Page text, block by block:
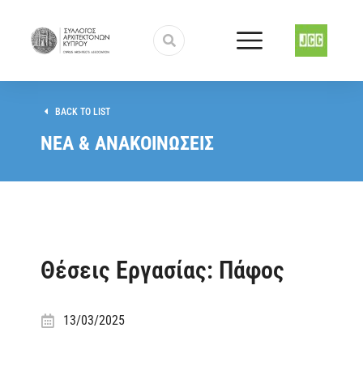
BACK TO LIST
ΝΕΑ & ΑΝΑΚΟΙΝΩΣΕΙΣ
Θέσεις Εργασίας: Πάφος
13/03/2025